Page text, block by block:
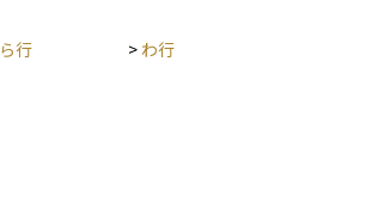
ら行 > わ行